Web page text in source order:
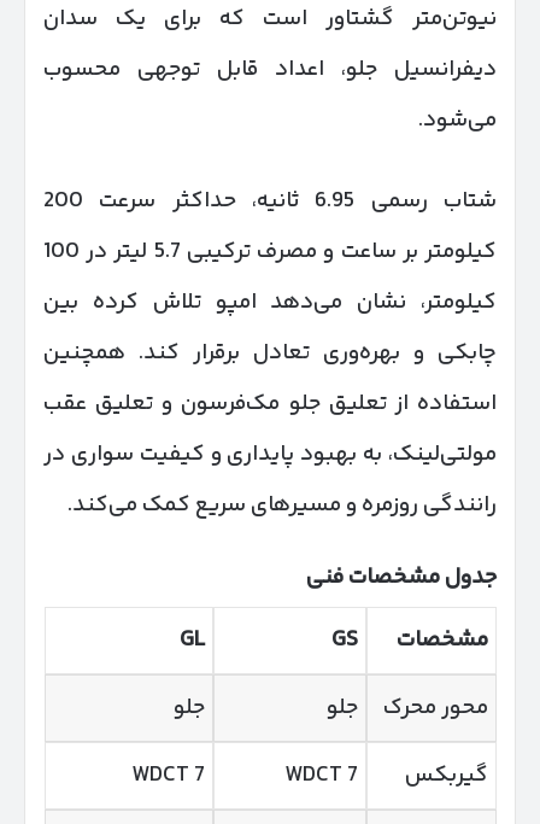
نیوتن‌متر گشتاور است که برای یک سدان
دیفرانسیل جلو، اعداد قابل توجهی محسوب
می‌شود.
شتاب رسمی 6.95 ثانیه، حداکثر سرعت 200
کیلومتر بر ساعت و مصرف ترکیبی 5.7 لیتر در 100
کیلومتر، نشان می‌دهد امپو تلاش کرده بین
چابکی و بهره‌وری تعادل برقرار کند. همچنین
استفاده از تعلیق جلو مک‌فرسون و تعلیق عقب
مولتی‌لینک، به بهبود پایداری و کیفیت سواری در
رانندگی روزمره و مسیرهای سریع کمک می‌کند.
جدول مشخصات فنی
مشخصات
GS
GL
محور محرک
جلو
جلو
گیربکس
7 WDCT
7 WDCT